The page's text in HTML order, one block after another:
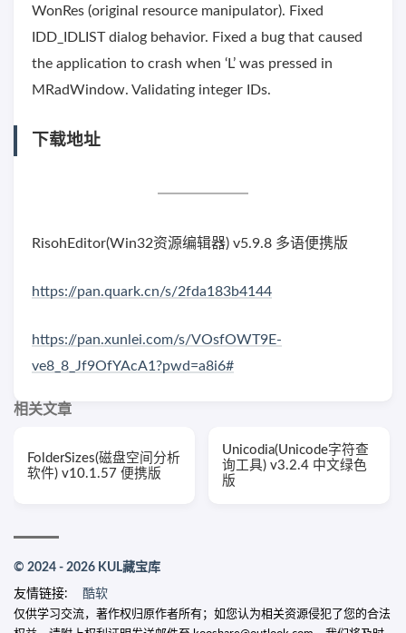
WonRes (original resource manipulator). Fixed
IDD_IDLIST dialog behavior. Fixed a bug that caused
the application to crash when ‘L’ was pressed in
MRadWindow. Validating integer IDs.
下载地址
RisohEditor(Win32资源编辑器) v5.9.8 多语便携版
https://pan.quark.cn/s/2fda183b4144
https://pan.xunlei.com/s/VOsfOWT9E-
ve8_8_Jf9OfYAcA1?pwd=a8i6#
相关文章
FolderSizes(磁盘空间分析
软件) v10.1.57 便携版
Unicodia(Unicode字符查
询工具) v3.2.4 中文绿色
版
© 2024 - 2026 KUL藏宝库
友情链接: 酷软
仅供学习交流，著作权归原作者所有；如您认为相关资源侵犯了您的合法